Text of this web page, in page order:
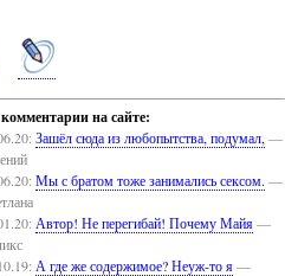
на сайте:
Зашёл сюда из любопытства, подумал, —
Мы с братом тоже занимались сексом. —
Автор! Не перегибай! Почему Майя—
А где же содержимое? Неуж-то я—